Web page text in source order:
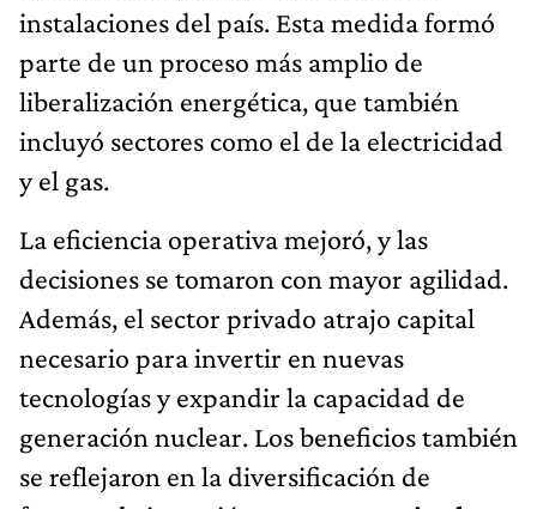
instalaciones del país. Esta medida formó
parte de un proceso más amplio de
liberalización energética, que también
incluyó sectores como el de la electricidad
y el gas.
La eficiencia operativa mejoró, y las
decisiones se tomaron con mayor agilidad.
Además, el sector privado atrajo capital
necesario para invertir en nuevas
tecnologías y expandir la capacidad de
generación nuclear. Los beneficios también
se reflejaron en la diversificación de